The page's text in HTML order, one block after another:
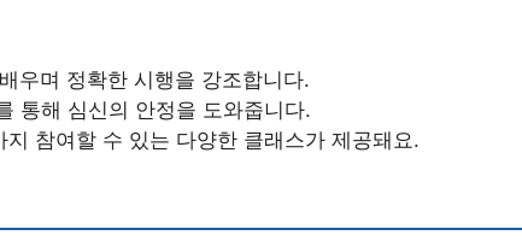
우며 정확한 시행을 강조합니다.
통해 심신의 안정을 도와줍니다.
지 참여할 수 있는 다양한 클래스가 제공돼요.